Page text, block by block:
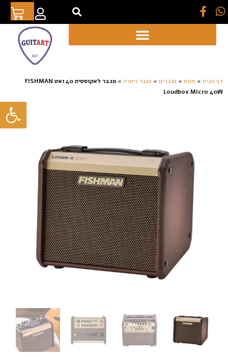
פתח
דף הבית » חנות » מגברים » מגבר גיטרה »
מגבר לאקוסטית 40 ואט FISHMAN
Loudbox Micro 40W